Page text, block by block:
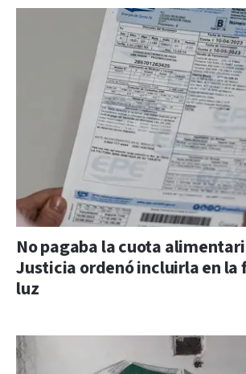
No pagaba la cuota
Justicia ordenó incluirla en la
luz